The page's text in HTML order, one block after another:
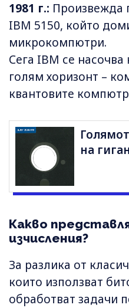
1981 г.: Произвежда
IBM 5150, който
микрокомпютри.
Сега IBM се
голям хоризонт –
квантовите
на
Какво
изчисления?
За разлика от
които използват
обработват задачи